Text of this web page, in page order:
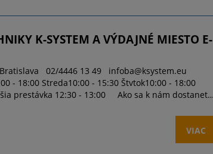
K-SYSTEM A VÝDAJNÉ MIESTO E-
VIAC